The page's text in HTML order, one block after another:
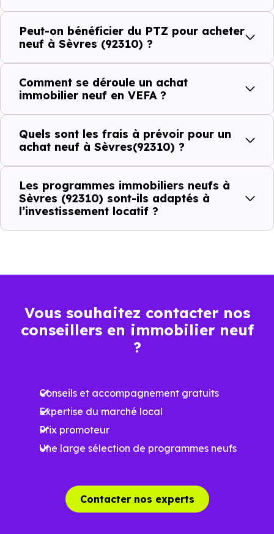
Combien coûte un logement à Sèvres
(92310) ?
C'est souvent la première question. Voici les repères de
prix à connaître pour un achat immobilier à Sèvres
(92310) :
minimum
moyen
maximum
7 317 €
Ces prix varient selon la localisation dans la commune, la
d'explorer et de filtrer l'ensemble des programmes
disponibles à Sèvres (92310) selon votre budget.
Le parc résidentiel de Sèvres (92310) se compose de 81 %
Avec 52.5 % de propriétaires et [[PourcentageLocataires]
Peut-on bénéficier du PTZ pour acheter
neuf à Sèvres (92310) ?
Comment se déroule un achat
immobilier neuf en VEFA ?
Quels sont les frais à prévoir pour un
achat neuf à Sèvres(92310) ?
Les programmes immobiliers neufs à
Sèvres (92310) sont-ils adaptés à
l’investissement locatif ?
Vous souhaitez contacter nos
conseillers en immobilier neuf
?
Conseils et accompagnement gratuits
Expertise du marché local
Prix promoteur
Une large sélection de programmes neufs
Contacter nos experts